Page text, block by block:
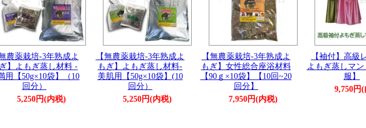
農薬栽培-3年熟成よ
】よもぎ蒸し材料 -
用【50g×10袋】（10
回分）
5,250円(内税)
【無農薬栽培-3年熟成よ
もぎ】よもぎ蒸し材料-
美肌用【50g×10袋】(10
回分）
5,250円(内税)
【無農薬栽培-3年熟成よ
もぎ】女性総合座浴材料
【90ｇ×10袋】【10回~20
回分】
7,950円(内税)
【袖付】高級
よもぎ蒸しマ
服】
9,750円